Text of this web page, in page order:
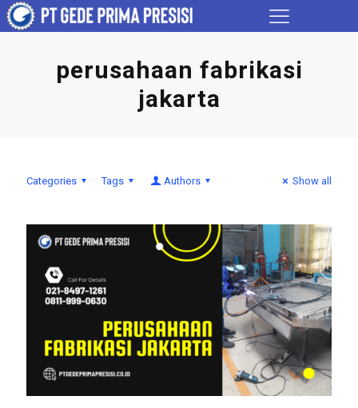
perusahaan fabrikasi
jakarta
Categories Tags Authors Show all